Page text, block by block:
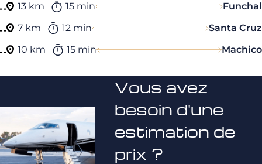
13 km 15 min
Funchal
7 km
12 min
Santa Cruz
10 km
15 min Machico
Vous avez
besoin d'une
estimation de
prix ?